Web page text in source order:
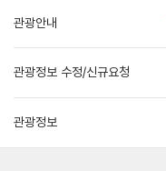
관광안내
관광정보 수정/신규요청
관광정보